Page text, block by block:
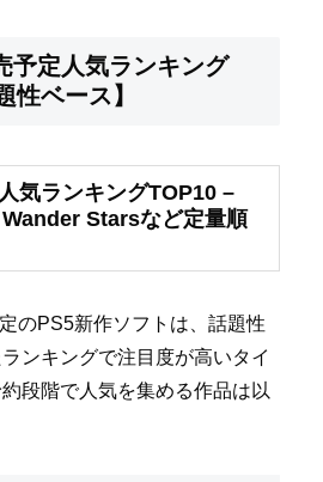
予定人気ランキング
性ベース】
気ランキングTOP10 –
Starsなど定量順
のPS5新作ソフトは、話題性
ンキングで注目度が高いタイ
段階で人気を集める作品は以